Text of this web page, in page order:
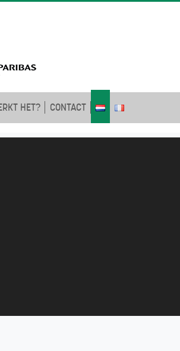
HET? CONTACT